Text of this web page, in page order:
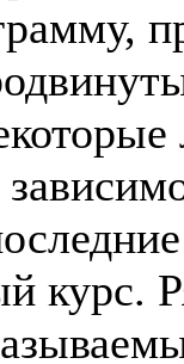
курс.